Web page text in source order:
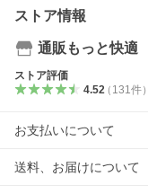
ストア情報
通販もっと快適
ストア評価
4.52（ 131件）
お支払いについて
送料、お届けについて